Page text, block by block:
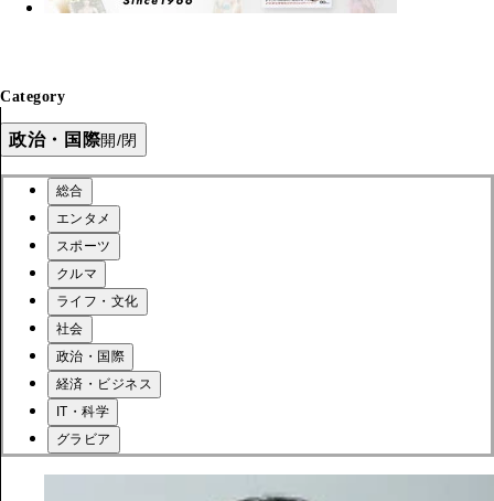
Category
政治・国際開/閉
総合
エンタメ
スポーツ
クルマ
ライフ・文化
社会
政治・国際
経済・ビジネス
IT・科学
グラビア